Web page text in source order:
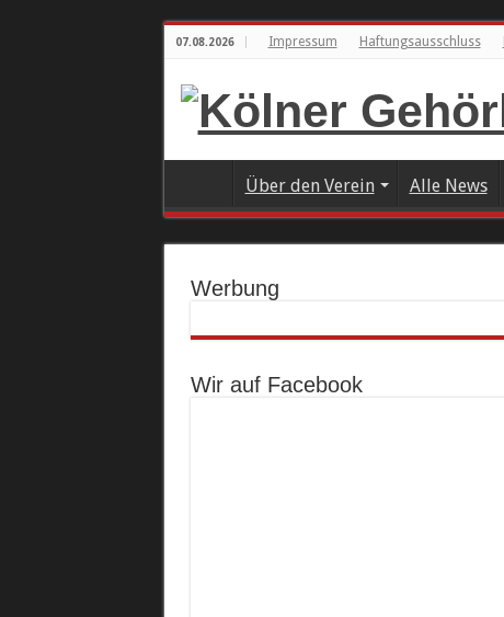
07.08.2026 Impressum Haftungsausschluss
Über den Verein Alle News
Werbung
Wir auf Facebook